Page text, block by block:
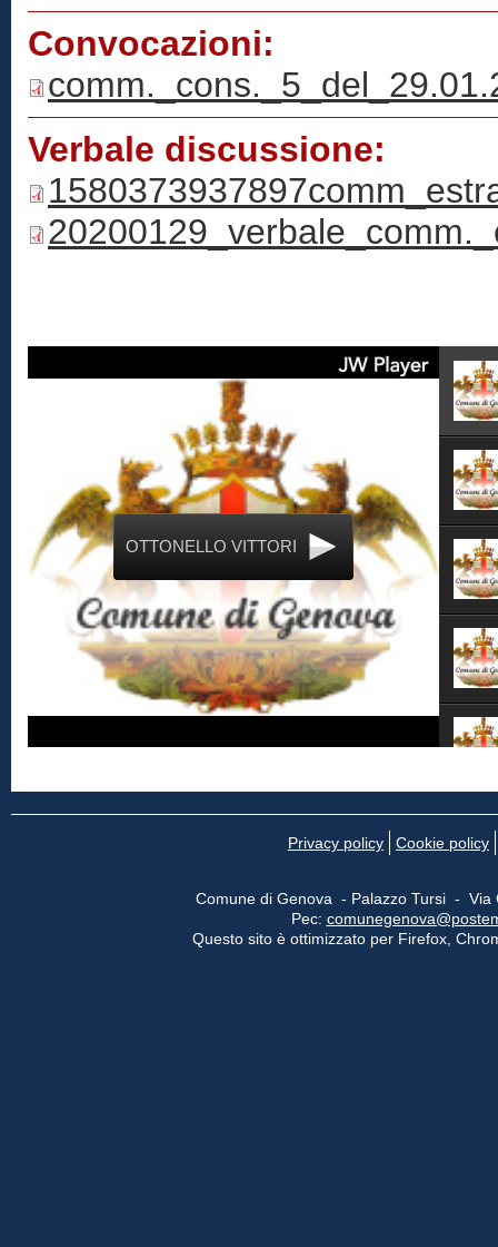
Convocazioni:
Verbale discussione:
OTTONELLO VITTORI
Privacy policy Cookie policy
Comune di Genova - Palazzo Tursi -
Pec:
Questo sito è ottimizzato per Firefox,